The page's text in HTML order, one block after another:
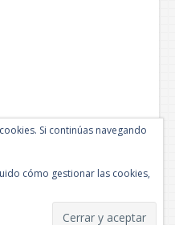
Tema: Neblue por
Si continúas navegando
cómo gestionar las cookies,